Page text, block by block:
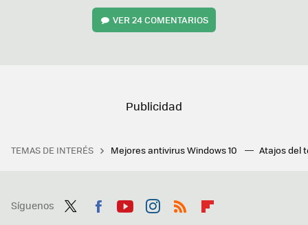
VER24 COMENTARIOS
TEMAS DE INTERÉS Mejores antivirus Windows 10 Atajos del
Síguenos